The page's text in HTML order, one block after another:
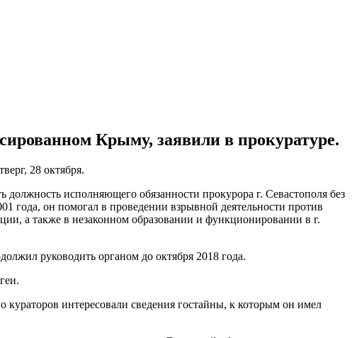
Крыму, заявили в прокуратуре.
28 октября.
должность исполняющего обязанности прокурора г. Севастополя без
года, он помогал в проведении взрывной деятельности против
а также в незаконном образовании и функционировании в г.
руководить органом до октября 2018 года.
интересовали сведения гостайны, к которым он имел